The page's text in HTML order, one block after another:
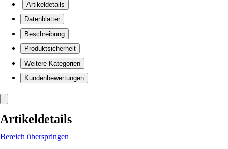
Artikeldetails
Datenblätter
Beschreibung
Produktsicherheit
Weitere Kategorien
Kundenbewertungen
Artikeldetails
Bereich überspringen